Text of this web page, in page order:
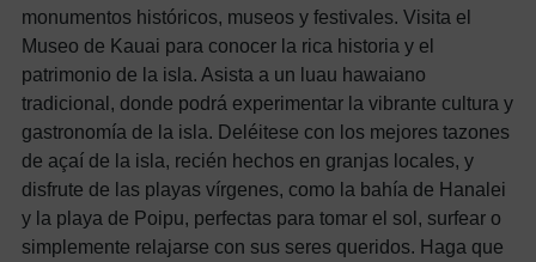
monumentos históricos, museos y festivales. Visita el
Museo de Kauai para conocer la rica historia y el
patrimonio de la isla. Asista a un luau hawaiano
tradicional, donde podrá experimentar la vibrante cultura y
gastronomía de la isla. Deléitese con los mejores tazones
de açaí de la isla, recién hechos en granjas locales, y
disfrute de las playas vírgenes, como la bahía de Hanalei
y la playa de Poipu, perfectas para tomar el sol, surfear o
simplemente relajarse con sus seres queridos. Haga que